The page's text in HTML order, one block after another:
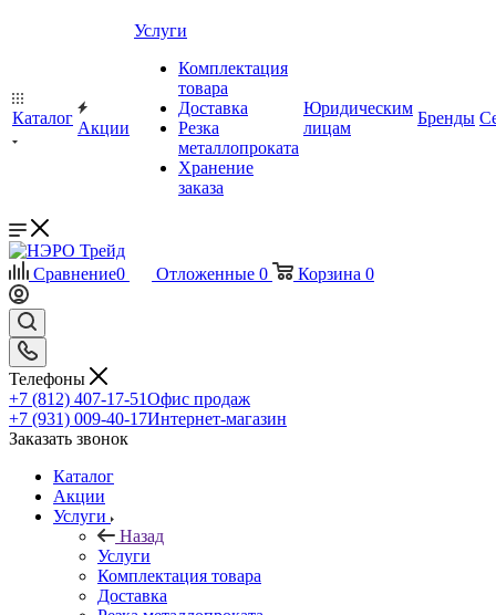
Каталог
Акции
Услуги
Комплектация
товара
Доставка
Резка
металлопроката
Хранение
заказа
Юридическим
лицам
Бренды
Сравнение0 Отложенные 0 Корзина 0
Телефоны
+7 (812) 407-17-51Офис продаж
+7 (931) 009-40-17Интернет-магазин
Заказать звонок
Каталог
Акции
Услуги
Назад
Услуги
Комплектация товара
Доставка